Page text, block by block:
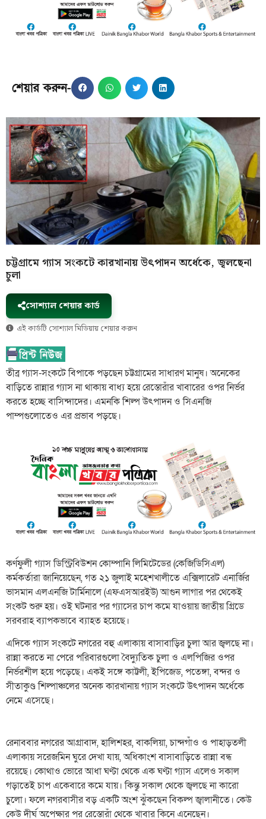
শেয়ার করুন-
চট্টগ্রামে গ্যাস সংকটে কারখানায় উৎপাদন অর্ধেকে, জ্বলছেনা
চুলা
সোশ্যাল শেয়ার কার্ড
এই কার্ডটি সোশ্যাল মিডিয়ায় শেয়ার করুন
তীব্র গ্যাস-সংকটে বিপাকে পড়ছেন চট্টগ্রামের সাধারণ মানুষ। অনেকের
বাড়িতে রান্নার গ্যাস না থাকায় বাধ্য হয়ে রেস্তোরাঁর খাবারের ওপর নির্ভর
করতে হচ্ছে বাসিন্দাদের। এমনকি শিল্প উৎপাদন ও সিএনজি
পাম্পগুলোতেও এর প্রভাব পড়ছে।
কর্ণফুলী গ্যাস ডিস্ট্রিবিউশন কোম্পানি লিমিটেডের (কেজিডিসিএল)
কর্মকর্তারা জানিয়েছেন, গত ২১ জুলাই মহেশখালীতে এক্সিলারেট এনার্জির
ভাসমান এলএনজি টার্মিনালে (এফএসআরইউ) আগুন লাগার পর থেকেই
সংকট শুরু হয়। ওই ঘটনার পর গ্যাসের চাপ কমে যাওয়ায় জাতীয় গ্রিডে
সরবরাহ ব্যাপকভাবে ব্যাহত হয়েছে।
এদিকে গ্যাস সংকটে নগরের বহু এলাকায় বাসাবাড়ির চুলা আর জ্বলছে না।
রান্না করতে না পেরে পরিবারগুলো বৈদ্যুতিক চুলা ও এলপিজির ওপর
নির্ভরশীল হয়ে পড়েছে। একই সঙ্গে কাট্টলী, ইপিজেড, পতেঙ্গা, বন্দর ও
সীতাকুণ্ড শিল্পাঞ্চলের অনেক কারখানায় গ্যাস সংকটে উৎপাদন অর্ধেকে
নেমে এসেছে।
রেনাববার নগরের আগ্রাবাদ, হালিশহর, বাকলিয়া, চান্দগাঁও ও পাহাড়তলী
এলাকায় সরেজমিন ঘুরে দেখা যায়, অধিকাংশ বাসাবাড়িতে রান্না বন্ধ
রয়েছে। কোথাও ভোরে আধা ঘণ্টা থেকে এক ঘণ্টা গ্যাস এলেও সকাল
গড়াতেই চাপ একেবারে কমে যায়। কিন্তু সকাল থেকে জ্বলছে না কারো
চুলো। ফলে নগরবাসীর বড় একটি অংশ ঝুঁকছেন বিকল্প জ্বালানীতে। কেউ
কেউ দীর্ঘ অপেক্ষার পর রেস্তোরাঁ থেকে খাবার কিনে এনেছেন।